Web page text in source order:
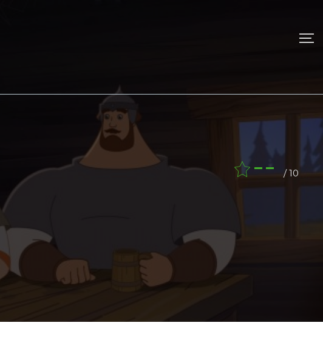
--/ 10